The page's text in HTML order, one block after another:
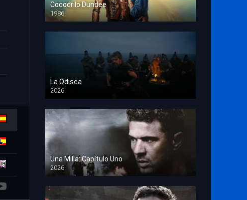
Cocodrilo Dundee
1986
HD 1080p
La Odisea
2026
TS Screener
Una Milla: Capítulo Uno
2026
HD 1080p